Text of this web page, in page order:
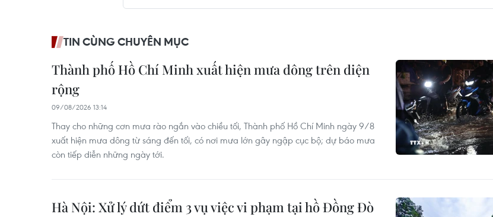
TIN CÙNG CHUYÊN MỤC
Thành phố Hồ Chí Minh xuất hiện mưa dông trên diện
rộng
09/08/2026 13:14
Thay cho những cơn mưa rào ngắn vào chiều tối, Thành phố Hồ Chí Minh ngày 9/8
xuất hiện mưa dông từ sáng đến tối, có nơi mưa lớn gây ngập cục bộ; dự báo mưa
còn tiếp diễn những ngày tới.
Hà Nội: Xử lý dứt điểm 3 vụ việc vi phạm tại hồ Đồng Đò